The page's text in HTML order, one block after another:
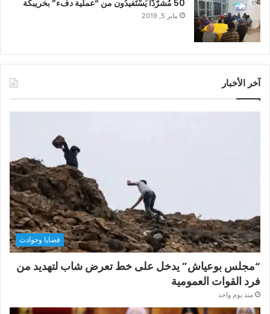
50 مُشرّدًا يَسْتَفيدُون من “عملية دفء” بخريبكة
يناير 5, 2019
آخر الأخبار
قضايا وحوادث
“مجلس بوعياش” يدخل على خط تعرض شاب لتهديد من
فرد القوات العمومية
منذ يوم واحد